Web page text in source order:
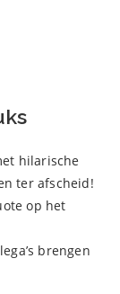
hilarische
ter afscheid!
op het
brengen